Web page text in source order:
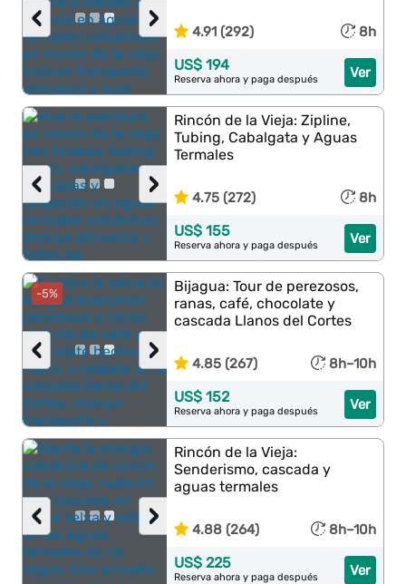
›
‹ 4.91 (292) 8h
Ver
US$ 194
Reserva ahora y paga después
›
‹
Rincón de la Vieja: Zipline,
Tubing, Cabalgata y Aguas
Termales
4.75 (272) 8h
Ver
US$ 155
Reserva ahora y paga después
-5%
›
‹
Bijagua: Tour de perezosos,
ranas, café, chocolate y
cascada Llanos del Cortes
4.85 (267) 8h–10h
Ver
US$ 152
Reserva ahora y paga después
›
‹
Rincón de la Vieja:
Senderismo, cascada y
aguas termales
4.88 (264) 8h–10h
Ver
US$ 225
Reserva ahora y paga después